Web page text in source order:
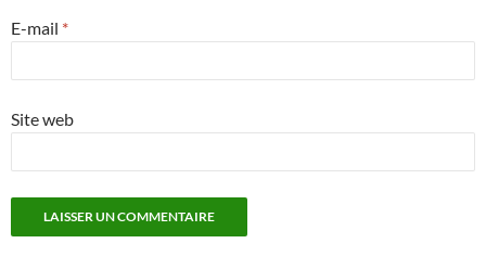
E-mail *
Site web